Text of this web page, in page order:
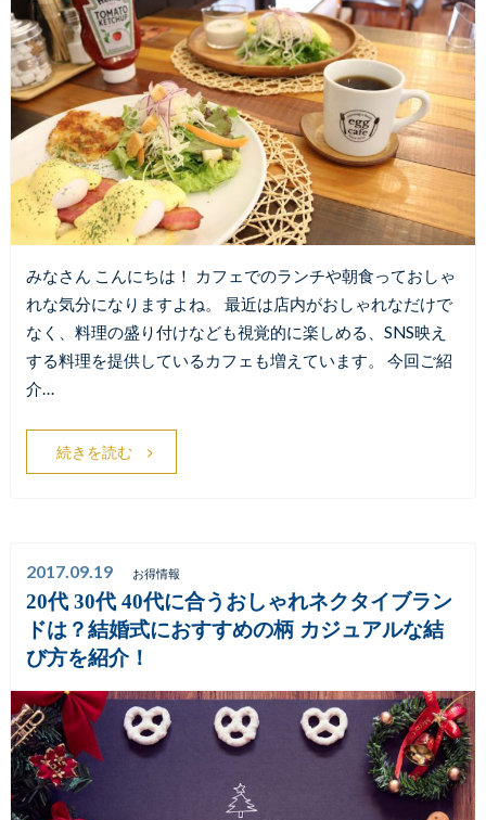
みなさん こんにちは！ カフェでのランチや朝食っておしゃ
れな気分になりますよね。 最近は店内がおしゃれなだけで
なく、料理の盛り付けなども視覚的に楽しめる、SNS映え
する料理を提供しているカフェも増えています。 今回ご紹
介…
続きを読む
2017.09.19 お得情報
20代 30代 40代に合うおしゃれネクタイブラン
ドは？結婚式におすすめの柄 カジュアルな結
び方を紹介！